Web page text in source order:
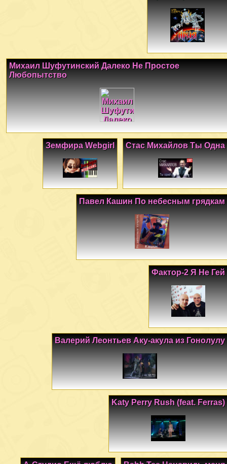
Михаил Шуфутинский Далеко Не Простое
Любопытство
Стас Михайлов Ты Одна
Земфира Webgirl
Павел Кашин По небесным грядкам
Фактор-2 Я Не Гей
Валерий Леонтьев Аку-акула из Гонолулу
Katy Perry Rush (feat. Ferras)